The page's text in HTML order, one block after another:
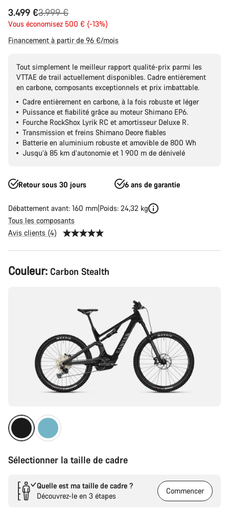
3.499 €
Prix
d’origine
3.999 €
Vous économisez 500 € (-13%)
Financement à partir de 96 €/mois
Tout simplement le meilleur rapport qualité-prix parmi les
VTTAE de trail actuellement disponibles. Cadre entièrement
en carbone, composants exceptionnels et prix imbattable.
Cadre entièrement en carbone, à la fois robuste et léger
Puissance et fiabilité grâce au moteur Shimano EP6.
Fourche RockShox Lyrik RC et amortisseur Deluxe R.
Transmission et freins Shimano Deore fiables
Batterie en aluminium robuste et amovible de 800 Wh
Jusqu’à 85 km d’autonomie et 1 900 m de dénivelé
Retour sous 30 jours 6 ans de garantie
Débattement avant: 160 mm Poids: 24,32 kg
Tous les composants
Avis clients (4)
Configuration
du
Couleur: Carbon Stealth
Sélectionner la taille de cadre
Quelle est ma taille de cadre ?
Découvrez-le en 3 étapes
Commencer